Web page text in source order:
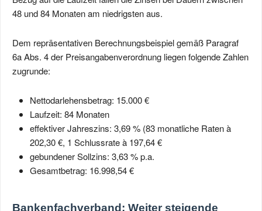
48 und 84 Monaten am niedrigsten aus.
Dem repräsentativen Berechnungsbeispiel gemäß Paragraf
6a Abs. 4 der Preisangabenverordnung liegen folgende Zahlen
zugrunde:
Nettodarlehensbetrag: 15.000 €
Laufzeit: 84 Monaten
effektiver Jahreszins: 3,69 % (83 monatliche Raten à
202,30 €, 1 Schlussrate à 197,64 €
gebundener Sollzins: 3,63 % p.a.
Gesamtbetrag: 16.998,54 €
Bankenfachverband: Weiter steigende